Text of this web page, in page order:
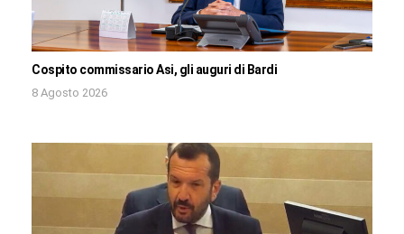
Cospito commissario Asi, gli auguri di Bardi
8 Agosto 2026